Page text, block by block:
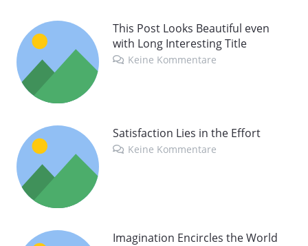
This Post Looks Beautiful even
with Long Interesting Title
Keine Kommentare
Satisfaction Lies in the Effort
Keine Kommentare
Imagination Encircles the World